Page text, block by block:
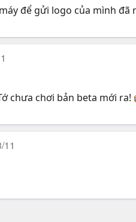
để gửi logo của mình
chưa chơi bản beta mới ra!
11